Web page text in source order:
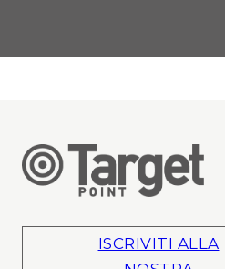
ISCRIVITI ALLA